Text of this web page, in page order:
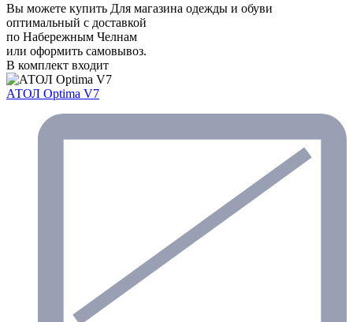
Вы можете купить Для магазина одежды и обуви
оптимальный с доставкой
по Набережным Челнам
или оформить самовывоз.
В комплект входит
АТОЛ Optima V7